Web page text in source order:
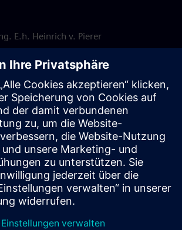
E.h. Heinrich v. Pierer
gemäß § 110 Abs. 1
in den Aufsichtsrat
(Vorsitzender des Zentralbetriebsrates
Österreich)